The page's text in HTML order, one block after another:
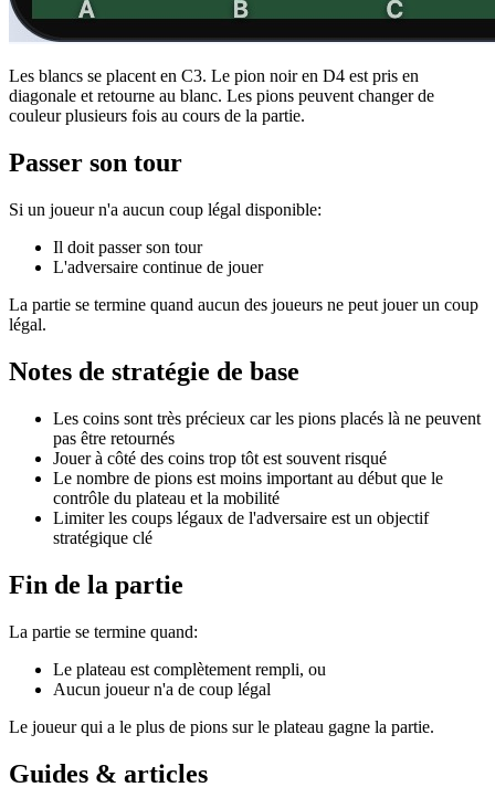
Les blancs se placent en C3. Le pion noir en D4 est pris en
diagonale et retourne au blanc. Les pions peuvent changer de
couleur plusieurs fois au cours de la partie.
Passer son tour
Si un joueur n'a aucun coup légal disponible:
Il doit passer son tour
L'adversaire continue de jouer
La partie se termine quand aucun des joueurs ne peut jouer un coup
légal.
Notes de stratégie de base
Les coins sont très précieux car les pions placés là ne peuvent
pas être retournés
Jouer à côté des coins trop tôt est souvent risqué
Le nombre de pions est moins important au début que le
contrôle du plateau et la mobilité
Limiter les coups légaux de l'adversaire est un objectif
stratégique clé
Fin de la partie
La partie se termine quand:
Le plateau est complètement rempli, ou
Aucun joueur n'a de coup légal
Le joueur qui a le plus de pions sur le plateau gagne la partie.
Guides & articles